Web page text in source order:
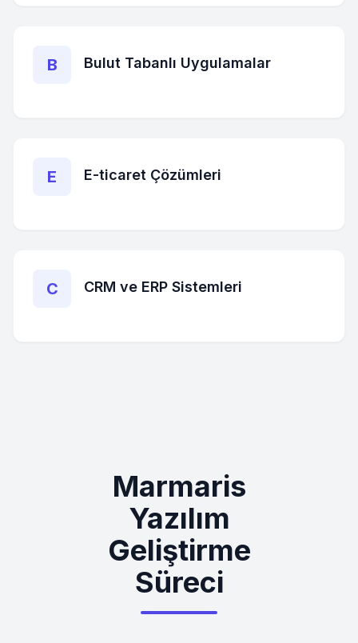
B Bulut Tabanlı Uygulamalar
E E-ticaret Çözümleri
C CRM ve ERP Sistemleri
Marmaris
Yazılım
Geliştirme
Süreci